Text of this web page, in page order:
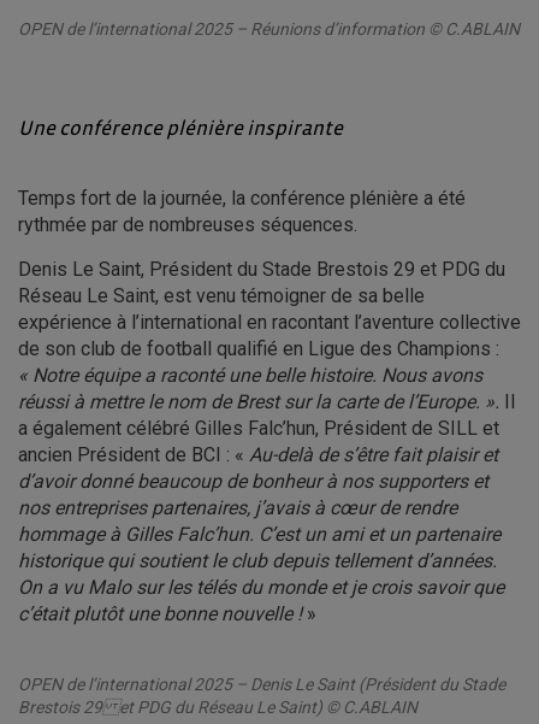
OPEN de l’international 2025 – Réunions d’information © C.ABLAIN
Une conférence plénière inspirante
Temps fort de la journée, la conférence plénière a été
rythmée par de nombreuses séquences.
Denis Le Saint, Président du Stade Brestois 29 et PDG du
Réseau Le Saint, est venu témoigner de sa belle
expérience à l’international en racontant l’aventure collective
de son club de football qualifié en Ligue des Champions :
« Notre équipe a raconté une belle histoire. Nous avons
réussi à mettre le nom de Brest sur la carte de l’Europe. ». Il
a également célébré Gilles Falc’hun, Président de SILL et
ancien Président de BCI : « Au-delà de s’être fait plaisir et
d’avoir donné beaucoup de bonheur à nos supporters et
nos entreprises partenaires, j’avais à cœur de rendre
hommage à Gilles Falc’hun. C’est un ami et un partenaire
historique qui soutient le club depuis tellement d’années.
On a vu Malo sur les télés du monde et je crois savoir que
c’était plutôt une bonne nouvelle !»
OPEN de l’international 2025 – Denis Le Saint (Président du Stade
Brestois 29 et PDG du Réseau Le Saint) © C.ABLAIN